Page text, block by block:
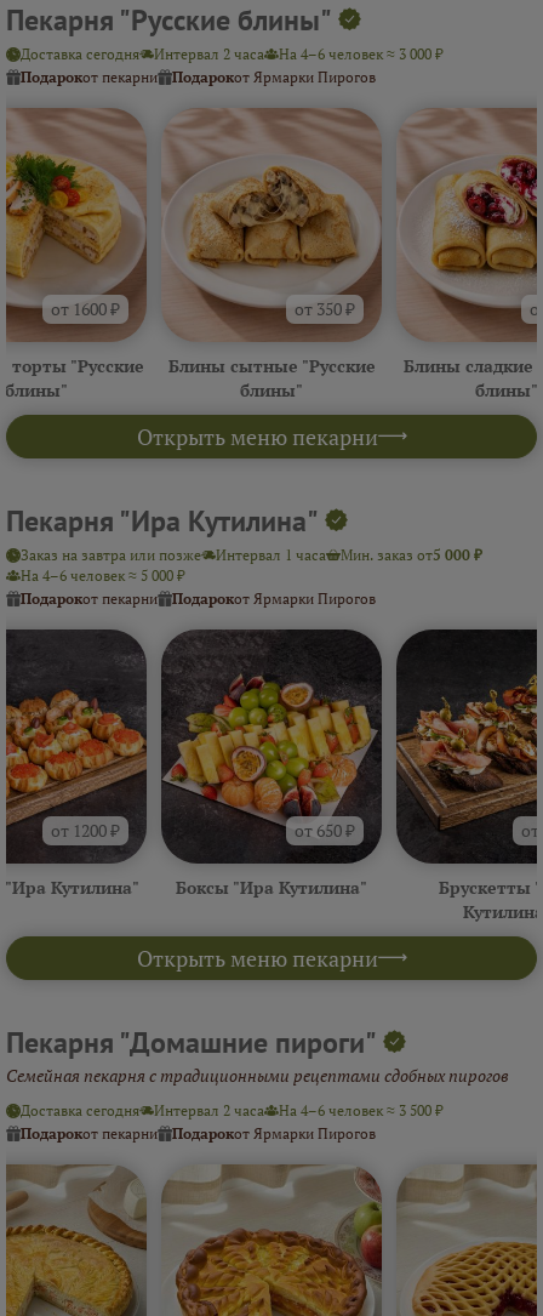
Пекарня "Русские блины"
Открыть меню пекарни
Доставка сегодня Интервал 2 часа
На 4–6 человек ≈ 3 000 ₽
Подарокот пекарни Подарокот Ярмарки Пирогов
от 1600 ₽
торты "Русские
блины"
от 350 ₽
Блины сытные "Русские
блины"
Блины сладкие
блины"
Пекарня "Ира Кутилина"
Открыть меню пекарни
Заказ на завтра или позже Интервал 1 часа Мин. заказ от5 000 ₽
На 4–6 человек ≈ 5 000 ₽
Подарокот пекарни Подарокот Ярмарки Пирогов
от 1200 ₽
"Ира Кутилина"
от 650 ₽
Боксы "Ира Кутилина"
Брускетты
Пекарня "Домашние пироги"
Семейная пекарня с традиционными рецептами сдобных пирогов
Доставка сегодня Интервал 2 часа
На 4–6 человек ≈ 3 500 ₽
Подарокот пекарни Подарокот Ярмарки Пирогов